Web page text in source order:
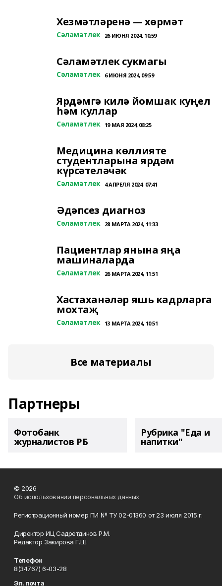
Хезмәтләренә — хөрмәт
Сәламәтлек 26 ИЮНЯ 2024, 10:59
Сәламәтлек сукмагы
Сәламәтлек 6 ИЮНЯ 2024, 09:59
Ярдәмгә килә йомшак куңел
һәм куллар
Сәламәтлек 19 МАЯ 2024, 08:25
Медицина көллияте
студентларына ярдәм
күрсәтеләчәк
Сәламәтлек 4 АПРЕЛЯ 2024, 07:41
Әдәпсез диагноз
Сәламәтлек 28 МАРТА 2024, 11:33
Пациентлар янына яңа
машиналарда
Сәламәтлек 26 МАРТА 2024, 11:51
Хастаханәләр яшь кадрларга
мохтаҗ
Сәламәтлек 13 МАРТА 2024, 10:51
Все материалы
Партнеры
Фотобанк
журналистов РБ
Рубрика "Еда и
напитки"
© 2026
Об использовании персональных данных
Регистрационный номер ПИ № ТУ 02-01360 от 23 июля 2015 г.
Директор ИЦ Садретдинов Р.М.
Редактор Закирова Г.Ш.
Телефон
8(34767) 6-03-28
Эл. почта